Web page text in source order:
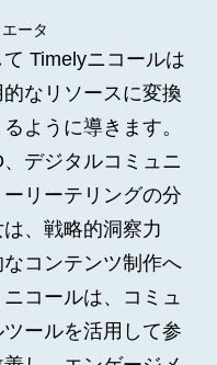
ータ
Timelyニコールは
なリソースに変換
ように導きます。
デジタルコミュニ
リーテリングの分
、戦略的洞察力
コンテンツ制作へ
コールは、コミュ
ールを活用して参